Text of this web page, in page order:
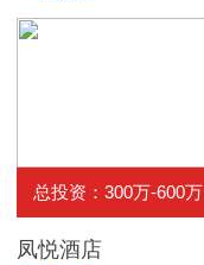
总投资：300万-600万
凤悦酒店